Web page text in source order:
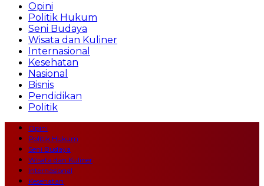
Opini
Politik Hukum
Seni Budaya
Wisata dan Kuliner
Internasional
Kesehatan
Nasional
Bisnis
Pendidikan
Politik
Opini
Politik Hukum
Seni Budaya
Wisata dan Kuliner
Internasional
Kesehatan